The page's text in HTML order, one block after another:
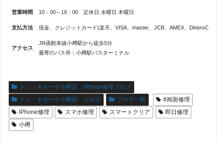
営業時間 10：00～19：00 定休日 水曜日 木曜日
支払方法 現金、クレジットカード(楽天、VISA、master、JCB、AMEX、
アクセス
JR函館本線小樽駅から徒歩5分
最寄のバス停：小樽駅バスターミナル
ドン・キホーテ小樽店 iPhone修理ブログ
ドン・キホーテ小樽店 ブログ
ブログ一覧
#画面修理
iPhone修理
スマホ修理 スマートクリア
即日修理
小樽